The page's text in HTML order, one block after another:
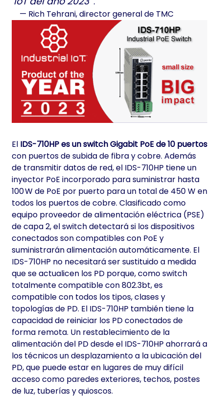
— Rich Tehrani,director general de TMC
El IDS-710HP es un switch Gigabit PoE de 10 puertos
con puertos de subida de fibra y cobre. Además
de transmitir datos de red, el IDS-710HP tiene un
inyector PoE incorporado para suministrar hasta
100 W de PoE por puerto para un total de 450 W en
todos los puertos de cobre. Clasificado como
equipo proveedor de alimentación eléctrica (PSE)
de capa 2, el switch detectará si los dispositivos
conectados son compatibles con PoE y
suministrarán alimentación automáticamente. El
IDS-710HP no necesitará ser sustituido a medida
que se actualicen los PD porque, como switch
totalmente compatible con 802.3bt, es
compatible con todos los tipos, clases y
topologías de PD. El IDS-710HP también tiene la
capacidad de reiniciar los PD conectados de
forma remota. Un restablecimiento de la
alimentación del PD desde el IDS-710HP ahorrará a
los técnicos un desplazamiento a la ubicación del
PD, que puede estar en lugares de muy difícil
acceso como paredes exteriores, techos, postes
de luz, tuberías y quioscos.